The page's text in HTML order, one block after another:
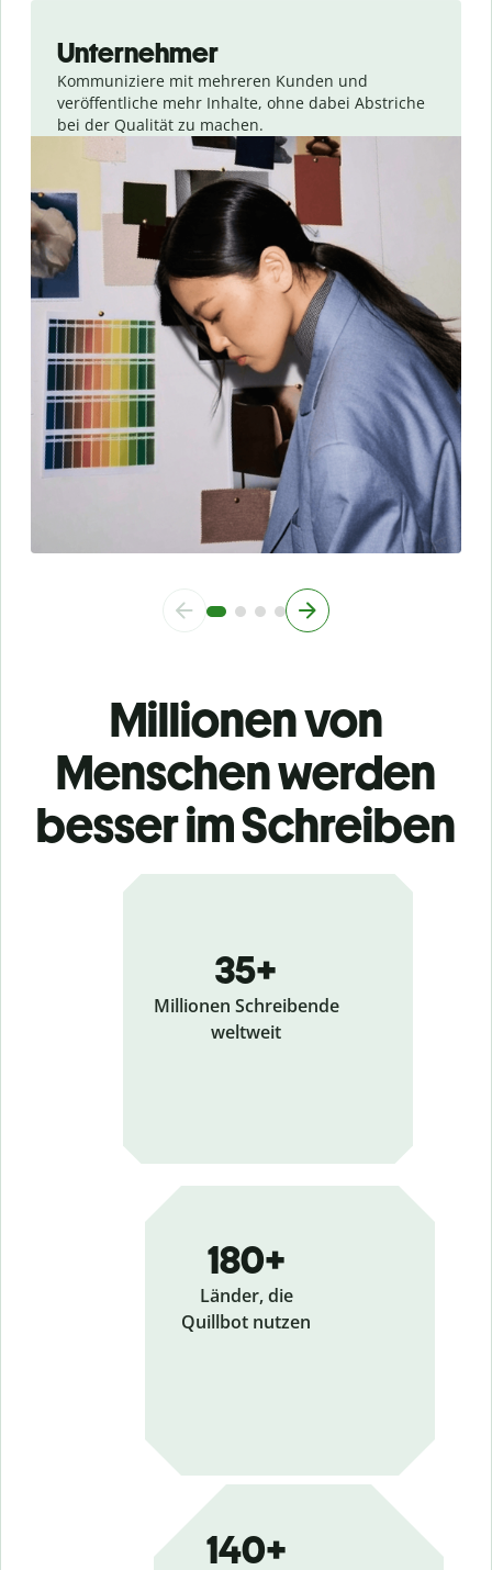
Unternehmer
Kommuniziere mit mehreren Kunden und
veröffentliche mehr Inhalte, ohne dabei Abstriche
bei der Qualität zu machen.
Millionen von
Menschen werden
besser im Schreiben
35+
Millionen Schreibende
weltweit
180+
Länder, die
Quillbot nutzen
140+